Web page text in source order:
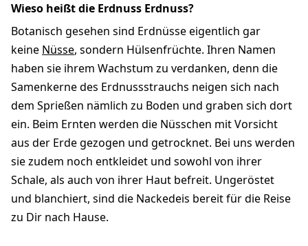
Wieso heißt die Erdnuss Erdnuss?
Botanisch gesehen sind Erdnüsse eigentlich gar
keine Nüsse, sondern Hülsenfrüchte. Ihren Namen
haben sie ihrem Wachstum zu verdanken, denn die
Samenkerne des Erdnussstrauchs neigen sich nach
dem Sprießen nämlich zu Boden und graben sich dort
ein. Beim Ernten werden die Nüsschen mit Vorsicht
aus der Erde gezogen und getrocknet. Bei uns werden
sie zudem noch entkleidet und sowohl von ihrer
Schale, als auch von ihrer Haut befreit. Ungeröstet
und blanchiert, sind die Nackedeis bereit für die Reise
zu Dir nach Hause.